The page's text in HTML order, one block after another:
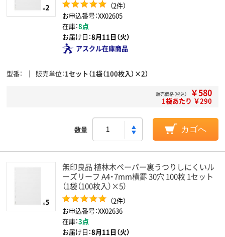
（2件）
お申込番号：XX02605
在庫：8点
お届け日：8月11日（火）
アスクル在庫商品
型番 販売単位 1セット（1袋（100枚入）×2）
販売価格（税込） ￥580
1袋あたり ￥290
数量 カゴへ
無印良品 植林木ペーパー裏うつりしにくいル
ーズリーフ A4・7mm横罫 30穴 100枚 1セット
（1袋（100枚入）×5）
（2件）
お申込番号：XX02636
在庫：3点
お届け日：8月11日（火）